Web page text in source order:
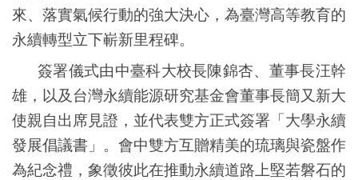
來、落實氣候行動的強大決心，為臺灣高等教育的
永續轉型立下嶄新里程碑。
簽署儀式由中臺科大校長陳錦杏、董事長汪幹
雄，以及台灣永續能源研究基金會董事長簡又新大
使親自出席見證，並代表雙方正式簽署「大學永續
發展倡議書」。會中雙方互贈精美的琉璃與瓷盤作
為紀念禮，象徵彼此在推動永續道路上堅若磐石的